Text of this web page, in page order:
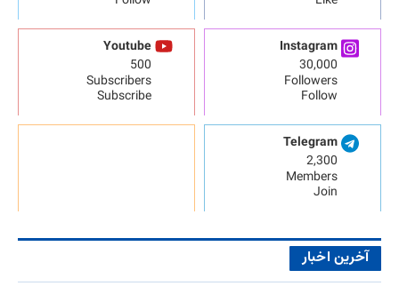
Instagram
30,000
Followers
Follow
Youtube
500
Subscribers
Subscribe
Telegram
2,300
Members
Join
آخرین اخبار